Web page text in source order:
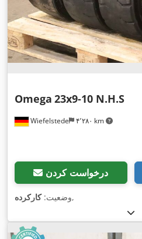
Wiefelstede ۴٬۲۸۰ km
Omega 23x9-10 N.H.S
درخواست کردن
وضعیت:کارکرده ,